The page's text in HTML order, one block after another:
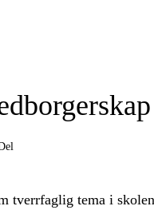
tverrfaglig tema i